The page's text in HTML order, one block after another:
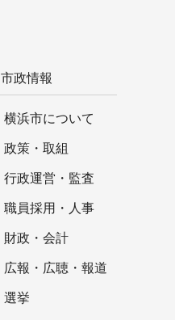
市政情報
横浜市について
政策・取組
行政運営・監査
職員採用・人事
財政・会計
広報・広聴・報道
選挙